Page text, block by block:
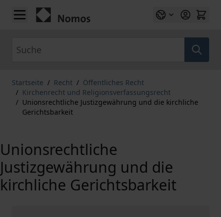
Zum Inhalt springen
Startseite / Recht / Öffentliches Recht
/ Kirchenrecht und Religionsverfassungsrecht
/ Unionsrechtliche Justizgewährung und die kirchliche
Gerichtsbarkeit
Unionsrechtliche
Justizgewährung und die
kirchliche Gerichtsbarkeit